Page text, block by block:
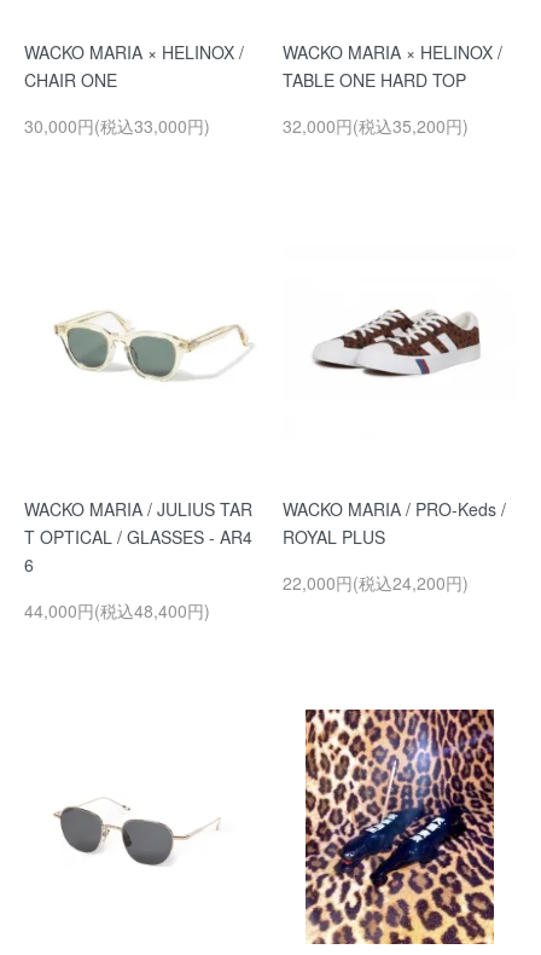
WACKO MARIA × HELINOX /
CHAIR ONE
30,000円(税込33,000円)
WACKO MARIA × HELINOX /
TABLE ONE HARD TOP
32,000円(税込35,200円)
WACKO MARIA / JULIUS TAR
T OPTICAL / GLASSES - AR4
6
44,000円(税込48,400円)
WACKO MARIA / PRO-Keds /
ROYAL PLUS
22,000円(税込24,200円)